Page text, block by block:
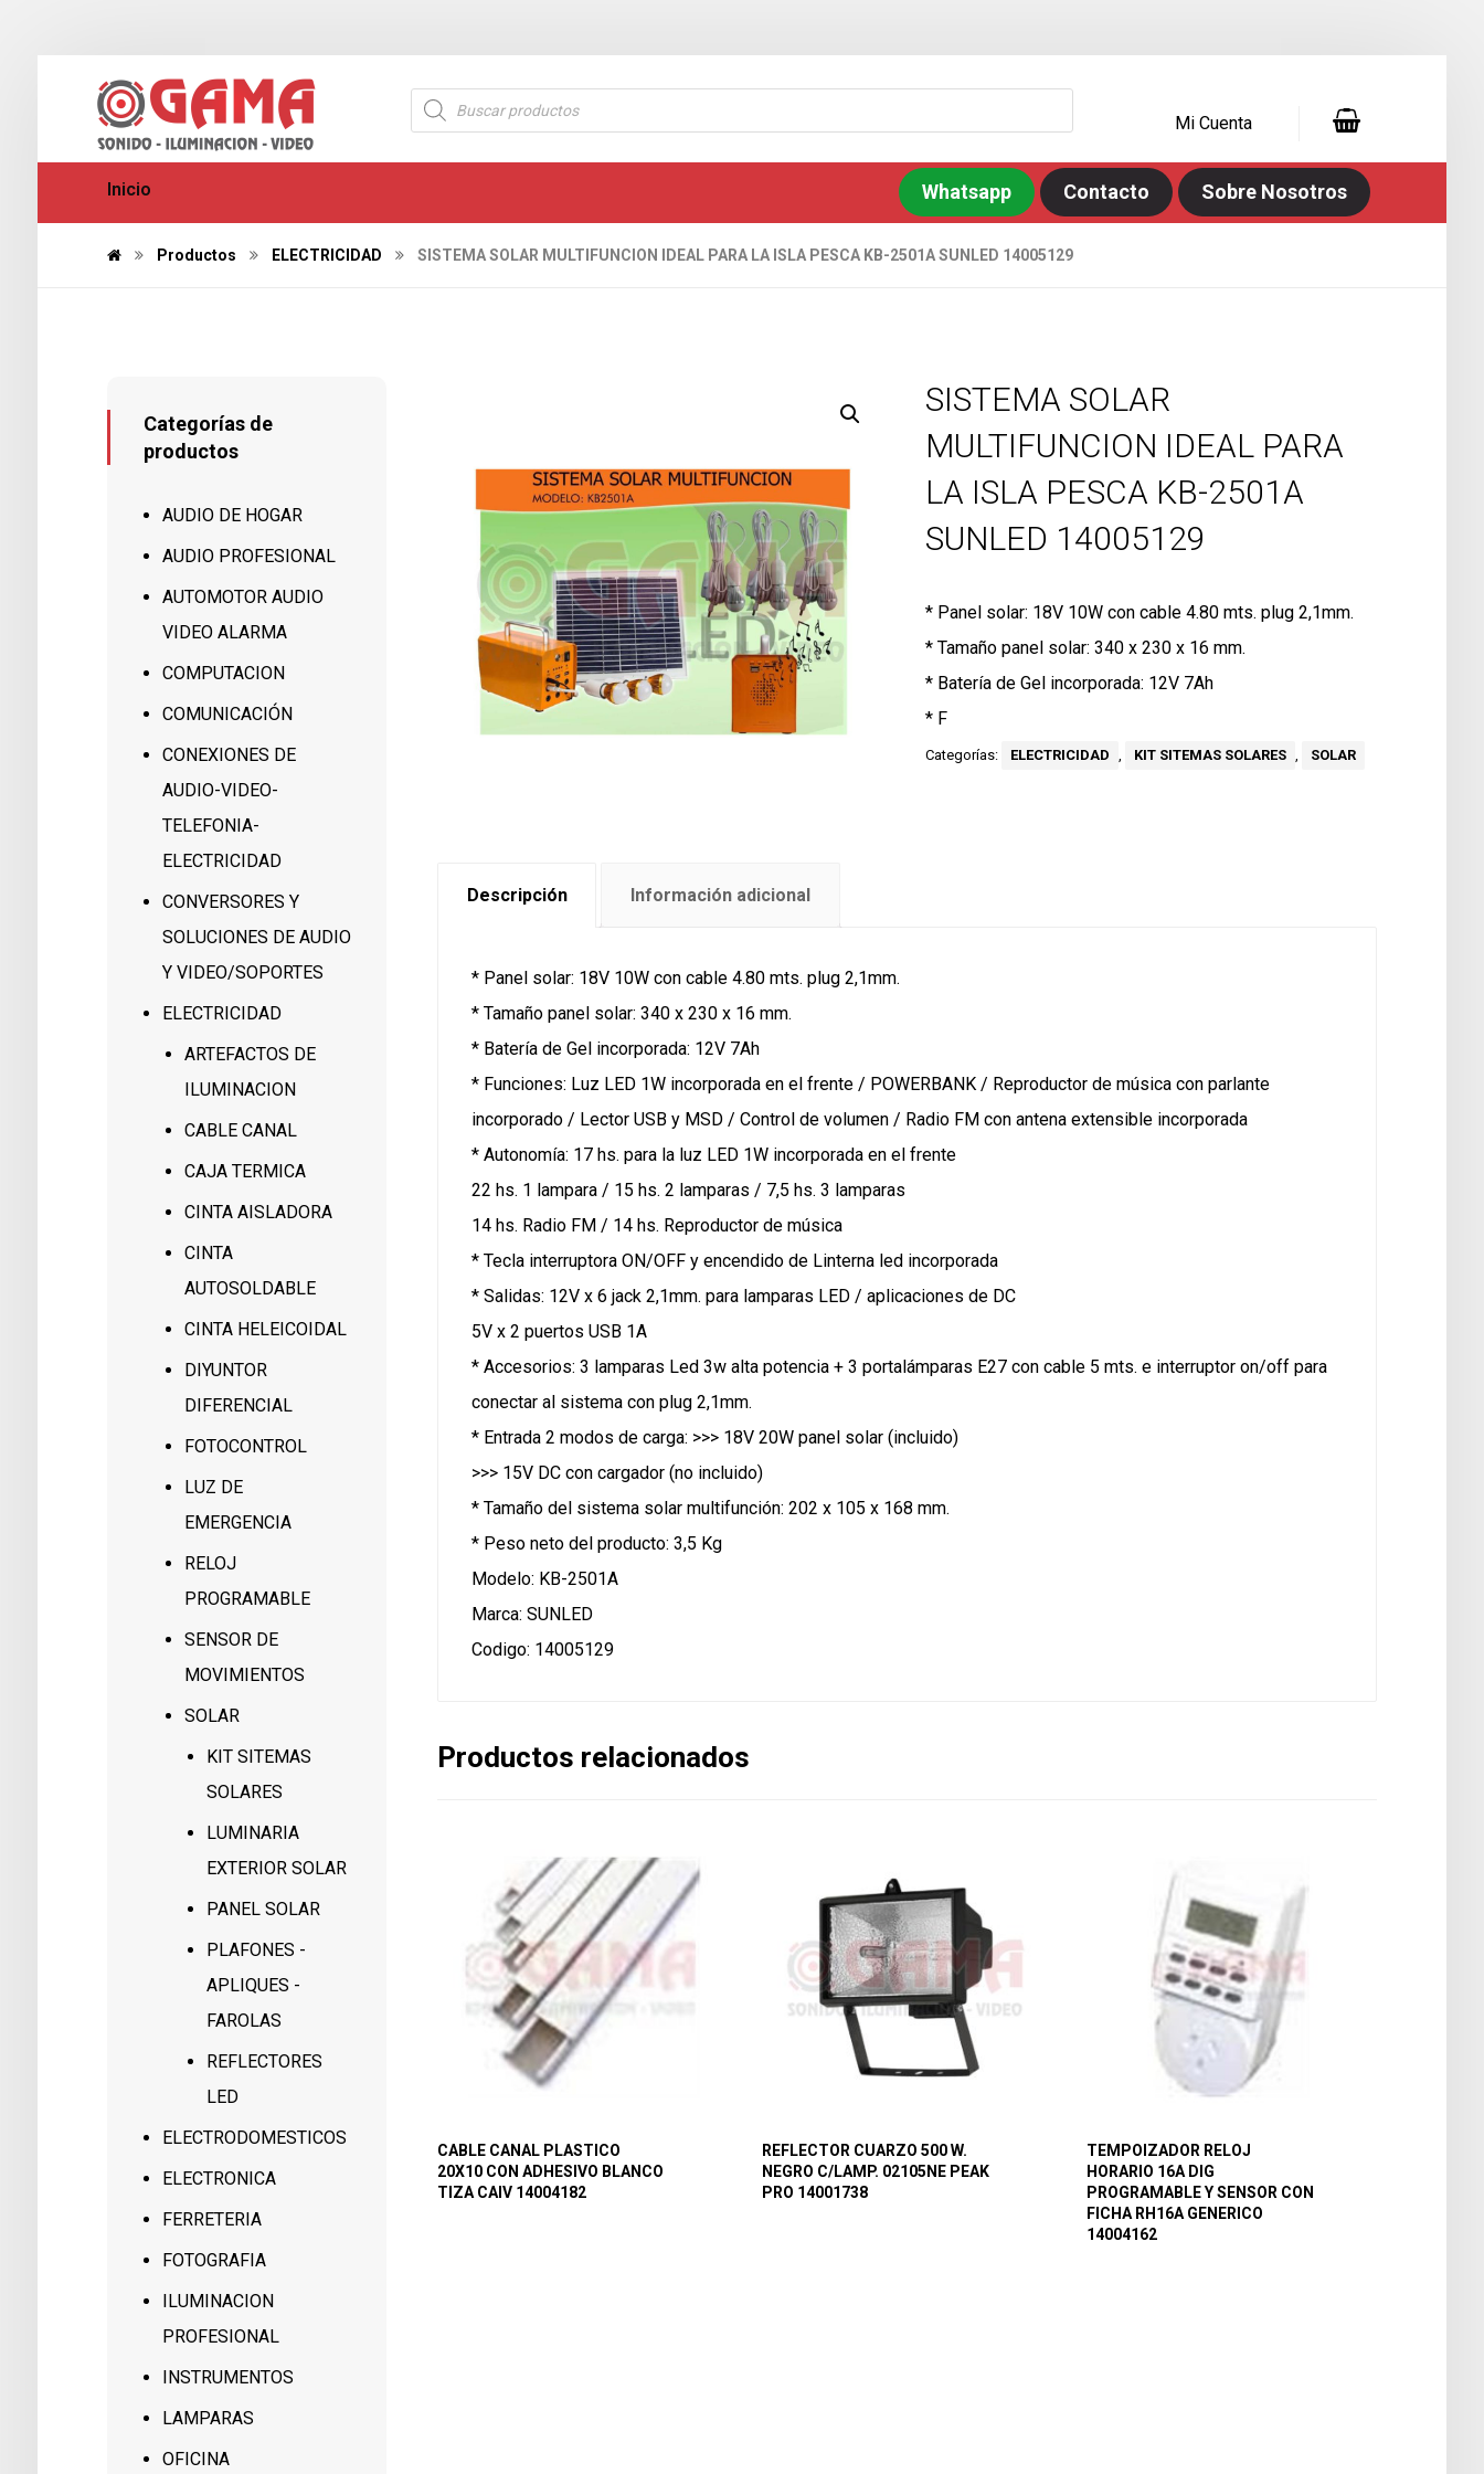
Mi Cuenta
Inicio Sobre Nosotros
Contacto
Whatsapp
Productos ELECTRICIDAD SISTEMA SOLAR MULTIFUNCION IDEAL PARA LA ISLA PESCA KB-2501A SUNLED 14005129
SISTEMA SOLAR
MULTIFUNCION IDEAL PARA
LA ISLA PESCA KB-2501A
SUNLED 14005129
* Panel solar: 18V 10W con cable 4.80 mts. plug 2,1mm.
* Tamaño panel solar: 340 x 230 x 16 mm.
* Batería de Gel incorporada: 12V 7Ah
* F
Categorías: ELECTRICIDAD , KIT SITEMAS SOLARES , SOLAR
Descripción Información adicional
* Panel solar: 18V 10W con cable 4.80 mts. plug 2,1mm.
* Tamaño panel solar: 340 x 230 x 16 mm.
* Batería de Gel incorporada: 12V 7Ah
* Funciones: Luz LED 1W incorporada en el frente / POWERBANK / Reproductor de música con parlante
incorporado / Lector USB y MSD / Control de volumen / Radio FM con antena extensible incorporada
* Autonomía: 17 hs. para la luz LED 1W incorporada en el frente
22 hs. 1 lampara / 15 hs. 2 lamparas / 7,5 hs. 3 lamparas
14 hs. Radio FM / 14 hs. Reproductor de música
* Tecla interruptora ON/OFF y encendido de Linterna led incorporada
* Salidas: 12V x 6 jack 2,1mm. para lamparas LED / aplicaciones de DC
5V x 2 puertos USB 1A
* Accesorios: 3 lamparas Led 3w alta potencia + 3 portalámparas E27 con cable 5 mts. e interruptor on/off para
conectar al sistema con plug 2,1mm.
* Entrada 2 modos de carga: >>> 18V 20W panel solar (incluido)
>>> 15V DC con cargador (no incluido)
* Tamaño del sistema solar multifunción: 202 x 105 x 168 mm.
* Peso neto del producto: 3,5 Kg
Modelo: KB-2501A
Marca: SUNLED
Codigo: 14005129
Productos relacionados
CABLE CANAL PLASTICO
20X10 CON ADHESIVO BLANCO
TIZA CAIV 14004182
REFLECTOR CUARZO 500 W.
NEGRO C/LAMP. 02105NE PEAK
PRO 14001738
TEMPOIZADOR RELOJ
HORARIO 16A DIG
PROGRAMABLE Y SENSOR CON
FICHA RH16A GENERICO
14004162
Categorías de
productos
AUDIO DE HOGAR
AUDIO PROFESIONAL
AUTOMOTOR AUDIO
VIDEO ALARMA
COMPUTACION
COMUNICACIÓN
CONEXIONES DE
AUDIO-VIDEO-
TELEFONIA-
ELECTRICIDAD
CONVERSORES Y
SOLUCIONES DE AUDIO
Y VIDEO/SOPORTES
ELECTRICIDAD
ARTEFACTOS DE
ILUMINACION
CABLE CANAL
CAJA TERMICA
CINTA AISLADORA
CINTA
AUTOSOLDABLE
CINTA HELEICOIDAL
DIYUNTOR
DIFERENCIAL
FOTOCONTROL
LUZ DE
EMERGENCIA
RELOJ
PROGRAMABLE
SENSOR DE
MOVIMIENTOS
SOLAR
KIT SITEMAS
SOLARES
LUMINARIA
EXTERIOR SOLAR
PANEL SOLAR
PLAFONES -
APLIQUES -
FAROLAS
REFLECTORES
LED
ELECTRODOMESTICOS
ELECTRONICA
FERRETERIA
FOTOGRAFIA
ILUMINACION
PROFESIONAL
INSTRUMENTOS
LAMPARAS
OFICINA